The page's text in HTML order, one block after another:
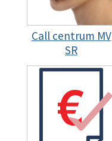
Call centrum MV
SR